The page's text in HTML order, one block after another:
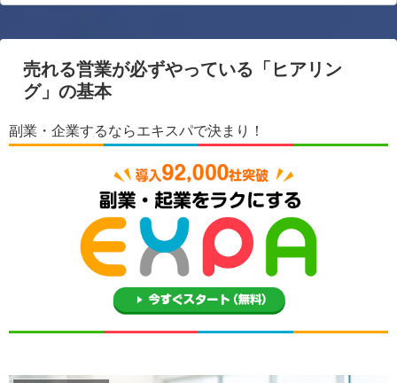
売れる営業が必ずやっている「ヒアリン
グ」の基本
副業・企業するならエキスパで決まり！